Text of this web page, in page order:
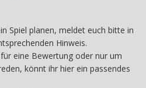
Spiel planen, meldet euch bitte in
Hinweis.
eine Bewertung oder nur um
könnt ihr hier ein passendes